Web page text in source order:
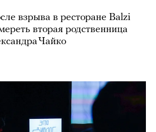
взрыва в ресторане Balzi
вторая родственница
Чайко